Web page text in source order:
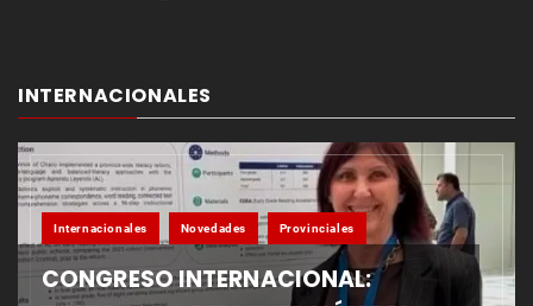
INTERNACIONALES
Internacionales Novedades Provinciales
CONGRESO INTERNACIONAL: